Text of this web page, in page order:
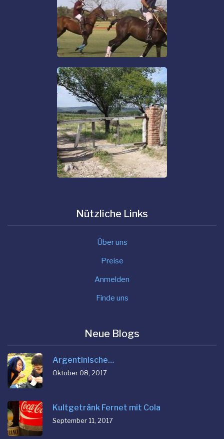
Nützliche Links
Über uns
Preise
Anmelden
Finde uns
Neue Blogs
Argentinische…
Oktober 08, 2017
Kultgetränk Fernet mit Cola
September 11, 2017